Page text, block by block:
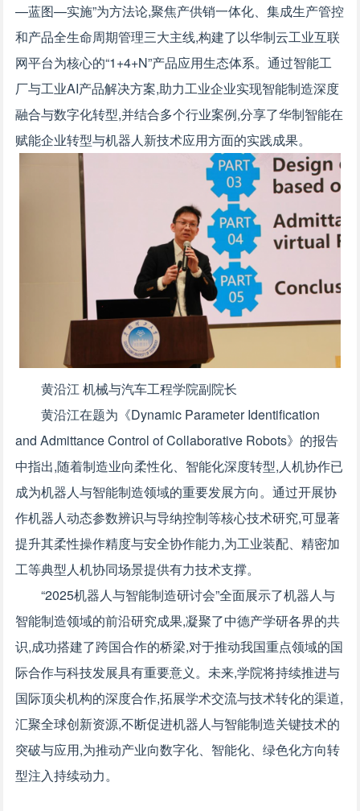
—蓝图—实施”为方法论,聚焦产供销一体化、集成生产管控
和产品全生命周期管理三大主线,构建了以华制云工业互联
网平台为核心的“1+4+N”产品应用生态体系。通过智能工
厂与工业AI产品解决方案,助力工业企业实现智能制造深度
融合与数字化转型,并结合多个行业案例,分享了华制智能在
赋能企业转型与机器人新技术应用方面的实践成果。
黄沿江 机械与汽车工程学院副院长
黄沿江在题为《Dynamic Parameter Identification
and Admittance Control of Collaborative Robots》的报告
中指出,随着制造业向柔性化、智能化深度转型,人机协作已
成为机器人与智能制造领域的重要发展方向。通过开展协
作机器人动态参数辨识与导纳控制等核心技术研究,可显著
提升其柔性操作精度与安全协作能力,为工业装配、精密加
工等典型人机协同场景提供有力技术支撑。
“2025机器人与智能制造研讨会”全面展示了机器人与
智能制造领域的前沿研究成果,凝聚了中德产学研各界的共
识,成功搭建了跨国合作的桥梁,对于推动我国重点领域的国
际合作与科技发展具有重要意义。未来,学院将持续推进与
国际顶尖机构的深度合作,拓展学术交流与技术转化的渠道,
汇聚全球创新资源,不断促进机器人与智能制造关键技术的
突破与应用,为推动产业向数字化、智能化、绿色化方向转
型注入持续动力。